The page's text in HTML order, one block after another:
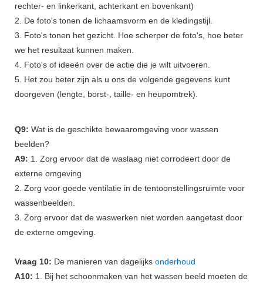
rechter- en linkerkant, achterkant en bovenkant)
2. De foto's tonen de lichaamsvorm en de kledingstijl.
3. Foto's tonen het gezicht. Hoe scherper de foto's, hoe beter
we het resultaat kunnen maken.
4. Foto's of ideeën over de actie die je wilt uitvoeren.
5. Het zou beter zijn als u ons de volgende gegevens kunt
doorgeven (lengte, borst-, taille- en heupomtrek).
Q9: Wat is de geschikte bewaaromgeving voor wassen
beelden?
A9: 1. Zorg ervoor dat de waslaag niet corrodeert door de
externe omgeving
2. Zorg voor goede ventilatie in de tentoonstellingsruimte voor
wassenbeelden.
3. Zorg ervoor dat de waswerken niet worden aangetast door
de externe omgeving.
Vraag 10: De manieren van dagelijks onderhoud
A10: 1. Bij het schoonmaken van het wassen beeld moeten de